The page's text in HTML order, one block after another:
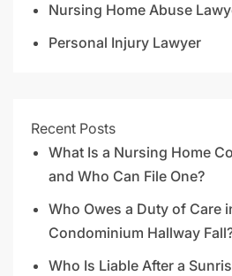
Nursing Home Abuse
Personal Injury Lawyer
Recent Posts
What Is a Nursing Home
and Who Can File One?
Who Owes a Duty of Care
Condominium Hallway
Who Is Liable After a